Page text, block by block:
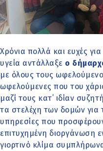
Χρόνια πολλά και ευχές
υγεία αντάλλαξε ο
με όλους τους
ωφελούμενες που του
μαζί τους κατ΄ ιδίαν
τα στελέχη των δομών για
υπηρεσίες που
επιτυχημένη διοργάνωση
γιορτινό κλίμα